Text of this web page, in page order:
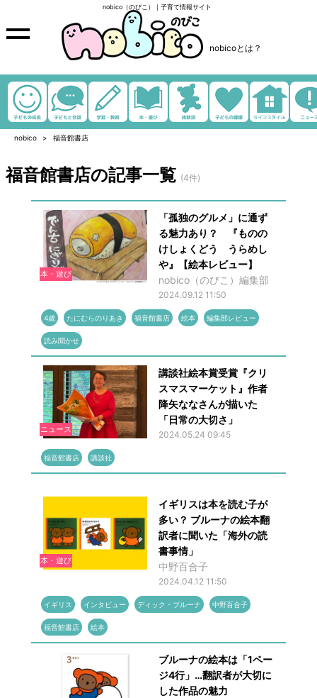
nobico（のびこ）｜子育て情報サイト
nobicoとは？
nobico 福音館書店
福音館書店の記事一覧 (4件)
本・遊び
「孤独のグルメ」に通ず
る魅力あり？ 『ものの
けしょくどう うらめし
や』【絵本レビュー】
nobico（のびこ）編集部
2024.09.12 11:50
4歳 たにむらのりあき 福音館書店 絵本 編集部レビュー
読み聞かせ
ニュース
講談社絵本賞受賞『クリ
スマスマーケット』作者
降矢ななさんが描いた
「日常の大切さ」
2024.05.24 09:45
福音館書店 講談社
本・遊び
イギリスは本を読む子が
多い？ ブルーナの絵本翻
訳者に聞いた「海外の読
書事情」
中野百合子
2024.04.12 11:50
イギリス インタビュー ディック・ブルーナ 中野百合子
福音館書店 絵本
ブルーナの絵本は「1ペー
ジ4行」…翻訳者が大切に
した作品の魅力